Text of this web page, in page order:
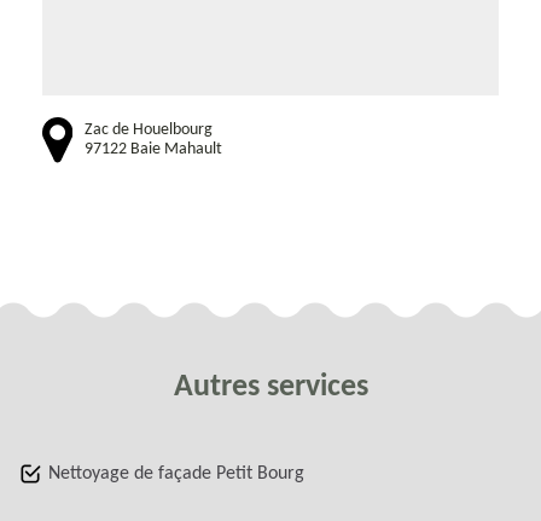
Zac de Houelbourg
97122 Baie Mahault
Autres services
Nettoyage de façade Petit Bourg